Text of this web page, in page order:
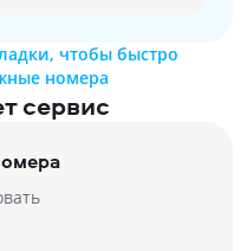
чтобы быстро
номера
сервис